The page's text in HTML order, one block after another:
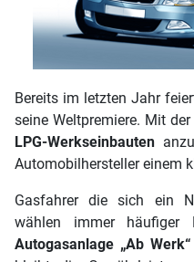
Bereits im letzten Jahr
seine Weltpremiere. Mit
LPG-Werkseinbauten
Automobilhersteller einem
Gasfahrer die sich ein
wählen immer
Autogasanlage „Ab Werk“